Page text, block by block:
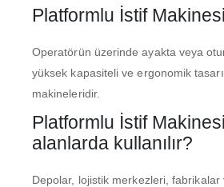
Platformlu İstif
Operatörün üzerinde ayakta veya
yüksek kapasiteli ve ergonomik
makineleridir.
Platformlu İstif
alanlarda kullanılır?
Depolar, lojistik merkezleri,